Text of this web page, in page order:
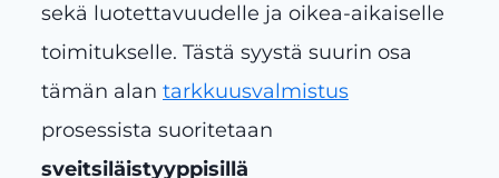
sekä luotettavuudelle ja oikea-aikaiselle
toimitukselle. Tästä syystä suurin osa
tämän alan tarkkuusvalmistus
prosessista suoritetaan
sveitsiläistyyppisillä